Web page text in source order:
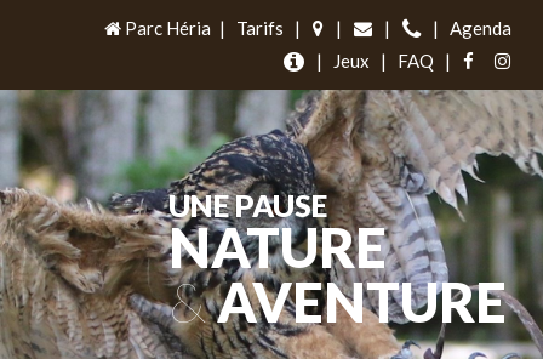
Parc Héria | Tarifs | | | |
Agenda
|
Jeux | FAQ |
UNE PAUSE
NATURE
&AVENTURE